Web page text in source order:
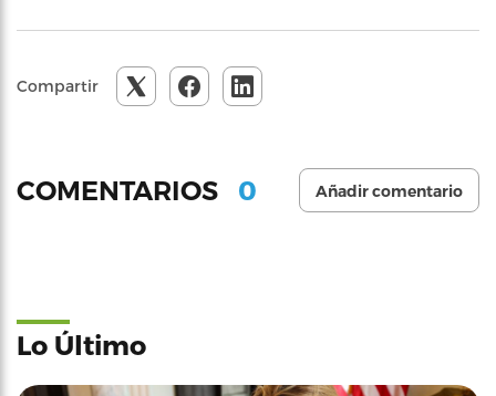
Compartir
COMENTARIOS 0 Añadir comentario
Lo Último